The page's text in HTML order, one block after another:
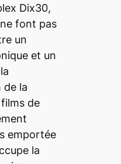
Dix30,
font pas
un
et un
de la
de
emportée
la